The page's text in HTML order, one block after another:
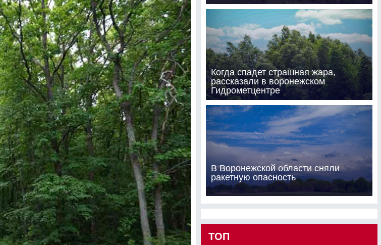
Когда спадет страшная жара,
рассказали в воронежском
Гидрометцентре
В Воронежской области сняли
ракетную опасность
ТОП